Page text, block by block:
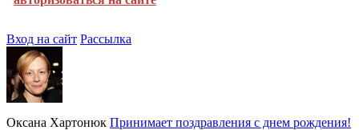
Вход на сайт Рассылка
Оксана Хартонюк Принимает поздравления с днем рождения!